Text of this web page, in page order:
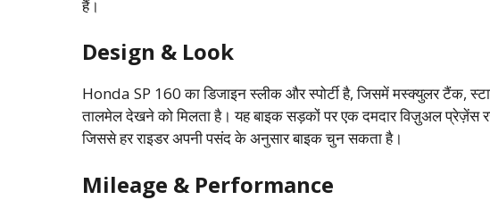
हैं।
Design & Look
Honda SP 160 का डिजाइन स्लीक और स्पोर्टी है, जिसमें मस्क्युलर टैंक,
तालमेल देखने को मिलता है। यह बाइक सड़कों पर एक दमदार विज़ुअल प्रेज़ेंस
जिससे हर राइडर अपनी पसंद के अनुसार बाइक चुन सकता है।
Mileage & Performance